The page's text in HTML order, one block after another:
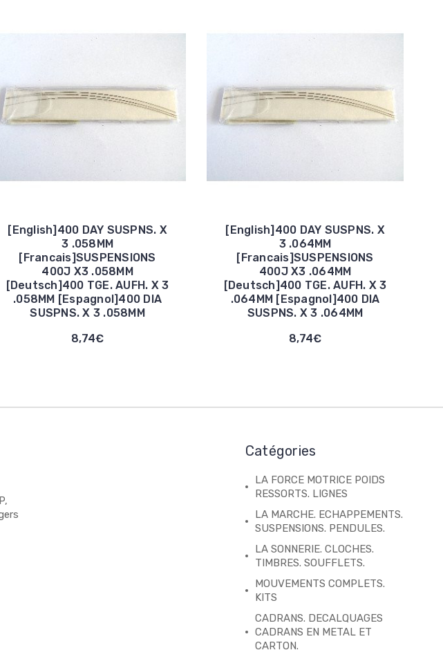
[English]400 DAY SUSPNS. X
3 .058MM
[Francais]SUSPENSIONS
400J X3 .058MM
[Deutsch]400 TGE. AUFH. X 3
.058MM [Espagnol]400 DIA
SUSPNS. X 3 .058MM
8,74€
[English]400 DAY SUSPNS. X
3 .064MM
[Francais]SUSPENSIONS
400J X3 .064MM
[Deutsch]400 TGE. AUFH. X 3
.064MM [Espagnol]400 DIA
SUSPNS. X 3 .064MM
8,74€
Catégories
LA FORCE MOTRICE POIDS
RESSORTS. LIGNES
LA MARCHE. ECHAPPEMENTS.
SUSPENSIONS. PENDULES.
LA SONNERIE. CLOCHES.
TIMBRES. SOUFFLETS.
MOUVEMENTS COMPLETS.
KITS
CADRANS. DECALQUAGES
CADRANS EN METAL ET
CARTON.